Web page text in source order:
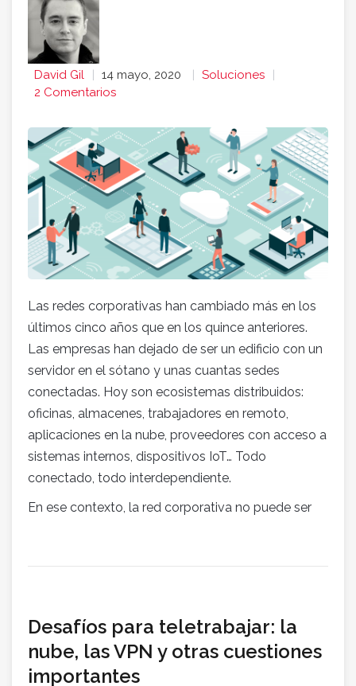
David Gil 14 mayo, 2020
Soluciones
2 Comentarios
Las redes corporativas han cambiado más en los
últimos cinco años que en los quince anteriores.
Las empresas han dejado de ser un edificio con un
servidor en el sótano y unas cuantas sedes
conectadas. Hoy son ecosistemas distribuidos:
oficinas, almacenes, trabajadores en remoto,
aplicaciones en la nube, proveedores con acceso a
sistemas internos, dispositivos IoT… Todo
conectado, todo interdependiente.
En ese contexto, la red corporativa no puede ser
Desafíos para teletrabajar: la
nube, las VPN y otras cuestiones
importantes